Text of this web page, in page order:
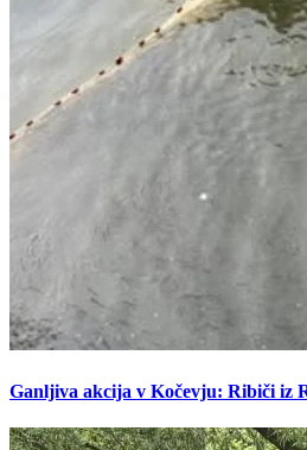
Ganljiva akcija v Kočevju: Ribiči iz